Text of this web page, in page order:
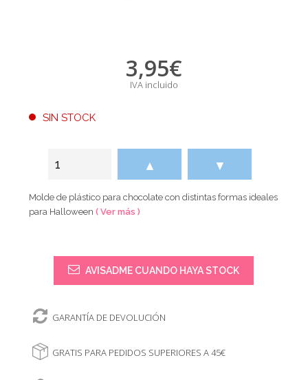
3,95€
IVA incluido
SIN STOCK
▲ ▼
Molde de plástico para chocolate con distintas formas ideales
para Halloween( Ver más )
AVISADME CUANDO HAYA STOCK
GARANTÍA DE DEVOLUCIÓN
GRATIS PARA PEDIDOS SUPERIORES A 45€